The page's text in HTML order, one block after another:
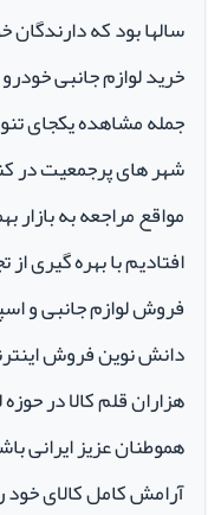
سالها بود که
خرید لوازم جانبی
جمله مشاهده یکجای
شهر های پرجمعیت در
مواقع مراجعه به بازار
افتادیم با بهره گیری
دانش نوین فروش
هزاران قلم کالا در
هموطنان عزیز ایرانی
آرامش کامل کالای خود